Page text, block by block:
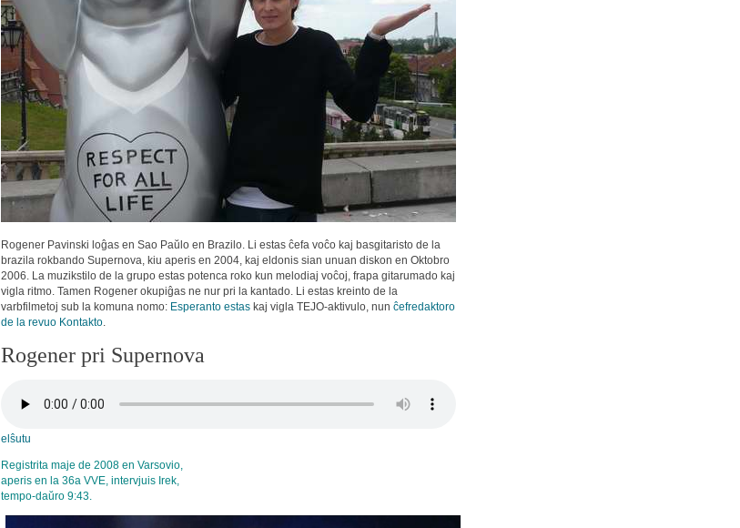
Rogener Pavinski loĝas en Sao Paŭlo en Brazilo. Li estas ĉefa voĉo kaj basgitaristo de la
brazila rokbando Supernova, kiu aperis en 2004, kaj eldonis sian unuan diskon en Oktobro
2006. La muzikstilo de la grupo estas potenca roko kun melodiaj voĉoj, frapa gitarumado kaj
vigla ritmo. Tamen Rogener okupiĝas ne nur pri la kantado. Li estas kreinto de la
varbfilmetoj sub la komuna nomo: Esperanto estas kaj vigla TEJO-aktivulo, nun ĉefredaktoro
de la revuo Kontakto.
Rogener pri Supernova
elŝutu
Registrita maje de 2008 en Varsovio,
aperis en la 36a VVE, intervjuis Irek,
tempo-daŭro 9:43.